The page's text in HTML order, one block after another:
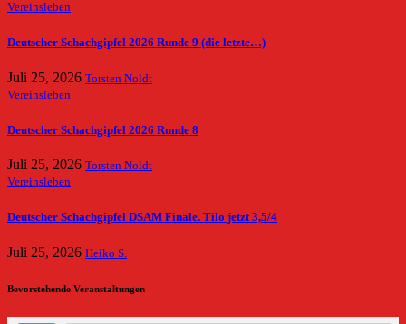
Vereinsleben
Deutscher Schachgipfel 2026 Runde 9 (die letzte…)
Juli 25, 2026 Torsten Noldt
Vereinsleben
Deutscher Schachgipfel 2026 Runde 8
Juli 25, 2026 Torsten Noldt
Vereinsleben
Deutscher Schachgipfel DSAM Finale. Tilo jetzt 3,5/4
Juli 25, 2026 Heiko S.
Bevorstehende Veranstaltungen